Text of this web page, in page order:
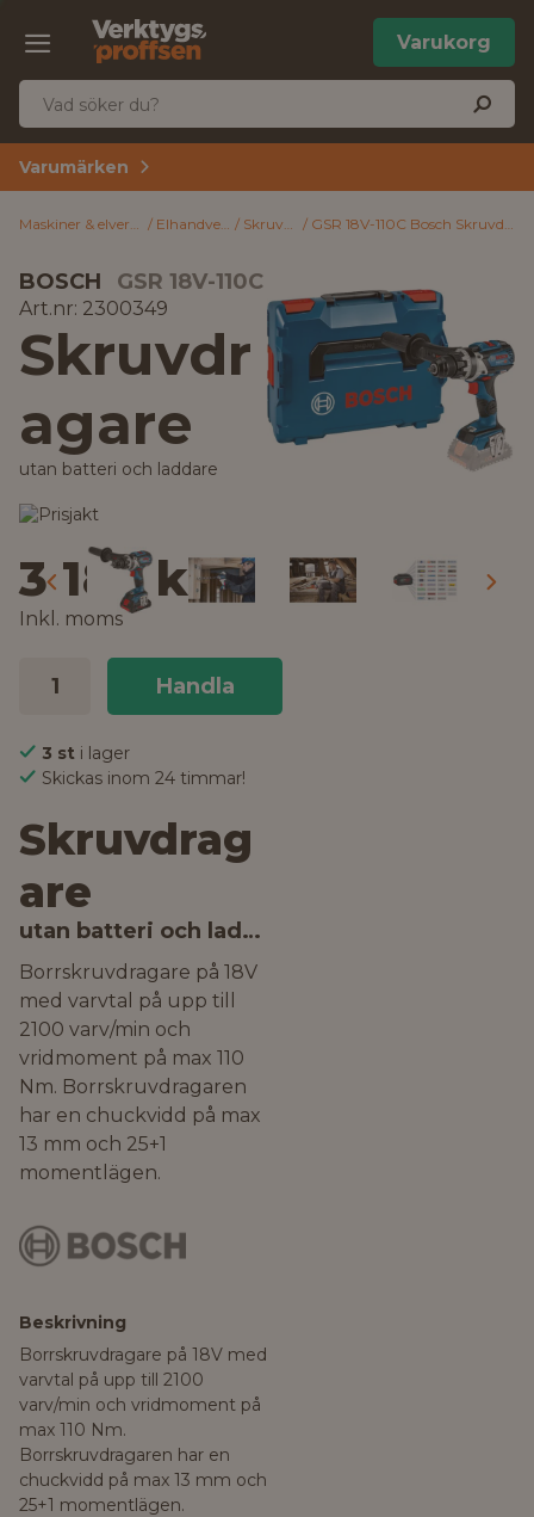
Varukorg
Varumärken
Maskiner & elverktyg Elhandverktyg Skruvdragare GSR 18V-110C Bosch Skruvdragare utan batteri och laddare
BOSCH GSR 18V-110C
Art.nr: 2300349
Skruvdr
agare
utan batteri och laddare
3 182 kr
Inkl. moms
Handla
3 st i lager
Skickas inom 24 timmar!
Skruvdrag
are
utan batteri och laddare
Borrskruvdragare på 18V
med varvtal på upp till
2100 varv/min och
vridmoment på max 110
Nm. Borrskruvdragaren
har en chuckvidd på max
13 mm och 25+1
momentlägen.
Beskrivning
Borrskruvdragare på 18V med
varvtal på upp till 2100
varv/min och vridmoment på
max 110 Nm.
Borrskruvdragaren har en
chuckvidd på max 13 mm och
25+1 momentlägen.